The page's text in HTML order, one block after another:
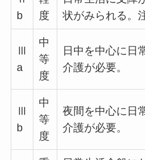
b
度
状がみられる。
Ⅲ
a
中
等
度
日中を中心に日
介護が必要。
Ⅲ
b
中
等
度
夜間を中心に日
介護が必要。